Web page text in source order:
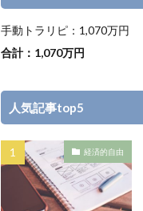
手動トラリピ：1,070万円
合計：1,070万円
人気記事top5
経済的自由